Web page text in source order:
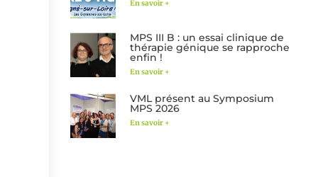
En savoir +
MPS III B : un essai clinique de
thérapie génique se rapproche
enfin !
En savoir +
VML présent au Symposium
MPS 2026
En savoir +